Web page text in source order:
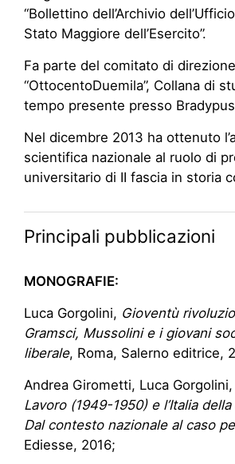
“Bollettino dell’Archivio
Stato Maggiore dell’Esercito”.
Fa parte del comitato di
“OttocentoDuemila”, Collana di
tempo presente presso
Nel dicembre 2013 ha ottenuto
scientifica nazionale al ruolo di
universitario di II fascia in storia
Principali pubblicazioni
MONOGRAFIE:
Luca Gorgolini, Gioventù
Gramsci, Mussolini e i giovani
liberale, Roma, Salerno editrice,
Andrea Girometti, Luca Gorgolini,
Lavoro (1949-1950) e l’Italia
Dal contesto nazionale al caso
Ediesse, 2016;